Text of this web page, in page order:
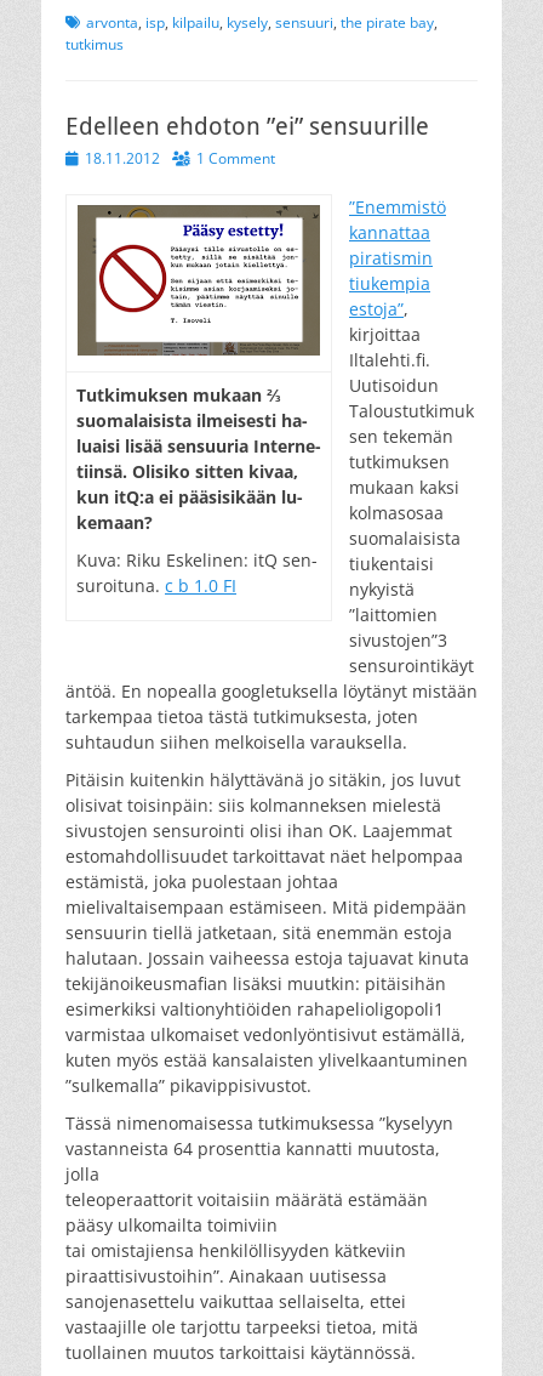
Tagsarvonta, isp, kilpailu, kysely, sensuuri, the pirate bay,
tutkimus
Edelleen ehdoton ”ei” sensuurille
Posted18.11.2012 1 Comment
Tut­ki­muk­sen mu­kaan ⅔
suo­ma­lai­sis­ta il­mei­ses­ti ha­
lu­ai­si li­sää sen­suu­ria In­ter­ne­
tiin­sä. Oli­si­ko sit­ten ki­vaa,
kun itQ:a ei pää­si­si­kään lu­
ke­maan?
Kuva: Ri­ku Es­ke­li­nen: itQ sen­
su­roi­tu­na. c b 1.0 FI
”Enemmistö
kannattaa
piratismin
tiukempia
estoja”,
kirjoittaa
Iltalehti.fi.
Uutisoidun
Taloustutkimuk
sen tekemän
tutkimuksen
mukaan kaksi
kolmasosaa
suomalaisista
tiukentaisi
nykyistä
”laittomien
sivustojen”3
sensurointikäyt
äntöä. En nopealla googletuksella löytänyt mistään
tarkempaa tietoa tästä tutkimuksesta, joten
suhtaudun siihen melkoisella varauksella.
Pitäisin kuitenkin hälyttävänä jo sitäkin, jos luvut
olisivat toisinpäin: siis kolmanneksen mielestä
sivustojen sensurointi olisi ihan OK. Laajemmat
estomahdollisuudet tarkoittavat näet helpompaa
estämistä, joka puolestaan johtaa
mielivaltaisempaan estämiseen. Mitä pidempään
sensuurin tiellä jatketaan, sitä enemmän estoja
halutaan. Jossain vaiheessa estoja tajuavat kinuta
tekijänoikeusmafian lisäksi muutkin: pitäisihän
esimerkiksi valtionyhtiöiden rahapelioligopoli1
varmistaa ulkomaiset vedonlyöntisivut estämällä,
kuten myös estää kansalaisten ylivelkaantuminen
”sulkemalla” pikavippisivustot.
Tässä nimenomaisessa tutkimuksessa ”kyselyyn
vastanneista 64 prosenttia kannatti muutosta,
jolla
teleoperaattorit voitaisiin määrätä estämään
pääsy ulkomailta toimiviin
tai omistajiensa henkilöllisyyden kätkeviin
piraattisivustoihin”. Ainakaan uutisessa
sanojenasettelu vaikuttaa sellaiselta, ettei
vastaajille ole tarjottu tarpeeksi tietoa, mitä
tuollainen muutos tarkoittaisi käytännössä.